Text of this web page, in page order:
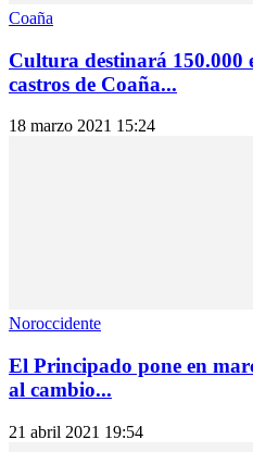
Coaña
Cultura destinará 150.000
castros de Coaña...
18 marzo 2021 15:24
Noroccidente
El Principado pone en
al cambio...
21 abril 2021 19:54